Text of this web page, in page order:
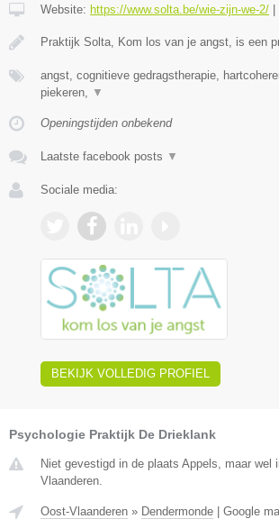
Website: https://www.solta.be/wie-zijn-we-2/ |
Praktijk Solta, Kom los van je angst, is een
angst, cognitieve gedragstherapie,
piekeren,
▼
Openingstijden onbekend
Laatste facebook posts ▼
Sociale media:
BEKIJK VOLLEDIG PROFIEL
Psychologie Praktijk De Drieklank
Niet gevestigd in de plaats Appels, maar wel
Vlaanderen.
Oost-Vlaanderen » Dendermonde Google